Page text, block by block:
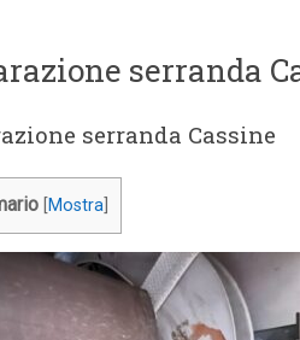
serranda
serranda Cassine
Mostra